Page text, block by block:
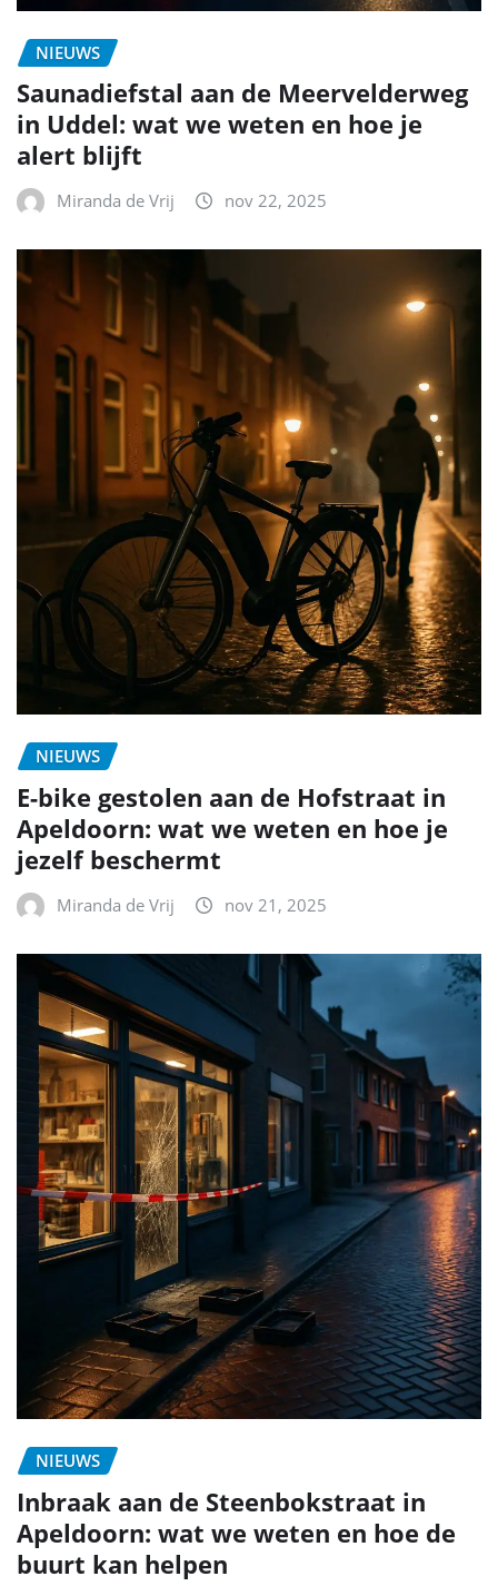
NIEUWS
Saunadiefstal aan de Meervelderweg
in Uddel: wat we weten en hoe je
alert blijft
Miranda de Vrij nov 22, 2025
NIEUWS
E-bike gestolen aan de Hofstraat in
Apeldoorn: wat we weten en hoe je
jezelf beschermt
Miranda de Vrij nov 21, 2025
NIEUWS
Inbraak aan de Steenbokstraat in
Apeldoorn: wat we weten en hoe de
buurt kan helpen